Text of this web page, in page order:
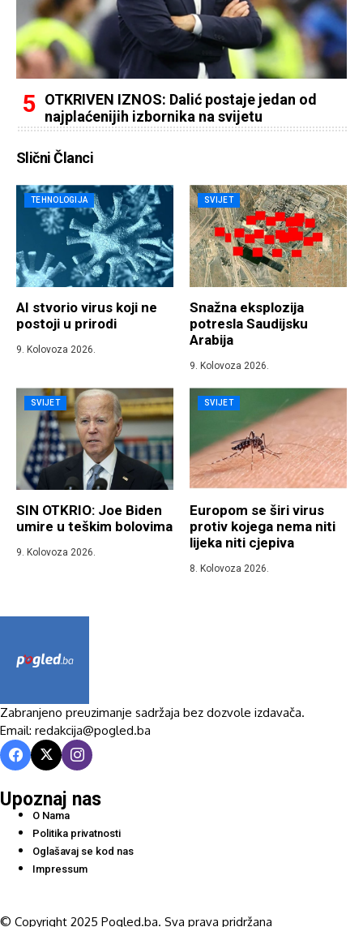
OTKRIVEN IZNOS: Dalić postaje jedan od
najplaćenijih izbornika na svijetu
Slični Članci
TEHNOLOGIJA
AI stvorio virus koji ne
postoji u prirodi
9. Kolovoza 2026.
SVIJET
Snažna eksplozija
potresla Saudijsku
Arabija
9. Kolovoza 2026.
SVIJET
SIN OTKRIO: Joe Biden
umire u teškim bolovima
9. Kolovoza 2026.
SVIJET
Europom se širi virus
protiv kojega nema niti
lijeka niti cjepiva
8. Kolovoza 2026.
Zabranjeno preuzimanje sadržaja bez dozvole izdavača.
Email: redakcija@pogled.ba
Upoznaj nas
O Nama
Politika privatnosti
Oglašavaj se kod nas
Impressum
© Copyright 2025 Pogled.ba. Sva prava pridržana